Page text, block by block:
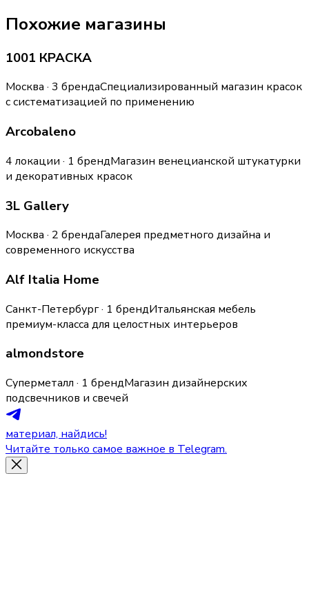
Похожие магазины
1001 КРАСКА
Москва · 3 брендаСпециализированный магазин красок
с систематизацией по применению
Arcobaleno
4 локации · 1 брендМагазин венецианской штукатурки
и декоративных красок
3L Gallery
Москва · 2 брендаГалерея предметного дизайна и
современного искусства
Alf Italia Home
Санкт-Петербург · 1 брендИтальянская мебель
премиум-класса для целостных интерьеров
almondstore
Суперметалл · 1 брендМагазин дизайнерских
подсвечников и свечей
материал, найдись!
Читайте только самое важное в Telegram.